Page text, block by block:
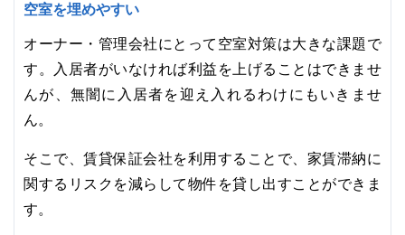
空室を埋めやすい
オーナー・管理会社にとって空室対策は大きな課題で
す。入居者がいなければ利益を上げることはできませ
んが、無闇に入居者を迎え入れるわけにもいきませ
ん。
そこで、賃貸保証会社を利用することで、家賃滞納に
関するリスクを減らして物件を貸し出すことができま
す。